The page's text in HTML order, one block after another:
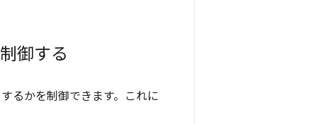
御する
るかを制御できます。これに